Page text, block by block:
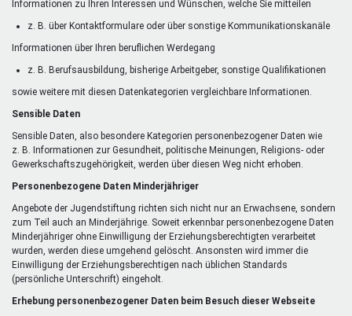
Informationen zu Ihren Interessen und Wünschen, welche Sie mitteilen
z. B. über Kontaktformulare oder über sonstige Kommunikationskanäle
Informationen über Ihren beruflichen Werdegang
z. B. Berufsausbildung, bisherige Arbeitgeber, sonstige Qualifikationen
sowie weitere mit diesen Datenkategorien vergleichbare Informationen.
Sensible Daten
Sensible Daten, also besondere Kategorien personenbezogener Daten wie
z. B. Informationen zur Gesundheit, politische Meinungen, Religions- oder
Gewerkschaftszugehörigkeit, werden über diesen Weg nicht erhoben.
Personenbezogene Daten Minderjähriger
Angebote der Jugendstiftung richten sich nicht nur an Erwachsene, sondern
zum Teil auch an Minderjährige. Soweit erkennbar personenbezogene Daten
Minderjähriger ohne Einwilligung der Erziehungsberechtigten verarbeitet
wurden, werden diese umgehend gelöscht. Ansonsten wird immer die
Einwilligung der Erziehungsberechtigen nach üblichen Standards
(persönliche Unterschrift) eingeholt.
Erhebung personenbezogener Daten beim Besuch dieser Webseite